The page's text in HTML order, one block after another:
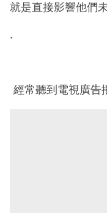
就是直接影響他們
.
經常聽到電視廣告